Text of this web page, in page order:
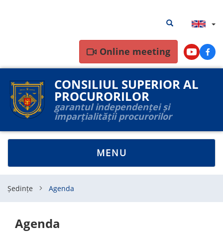
Search
results
Search results
Online meeting Youtube
CONSILIUL SUPERIOR AL
PROCURORILOR
garantul independenței și
imparțialității procurorilor
TOGGLE
NAVIGATION
MENU
Ședințe Agenda
Agenda